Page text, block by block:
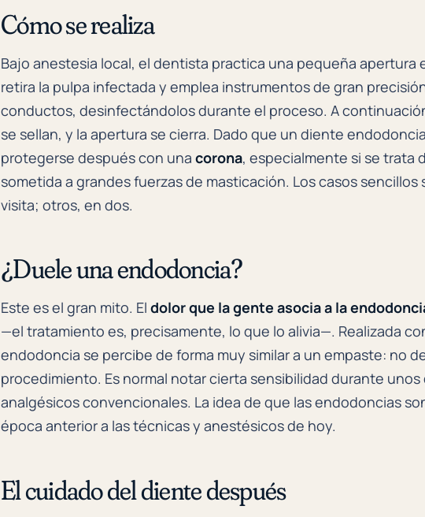
Cómo se realiza
Bajo anestesia local, el dentista practica una pequeña apertura
retira la pulpa infectada y emplea instrumentos de gran
conductos, desinfectándolos durante el proceso. A
se sellan, y la apertura se cierra. Dado que un diente
protegerse después con unacorona, especialmente si se trata
sometida a grandes fuerzas de masticación. Los casos
visita; otros, en dos.
¿Duele una endodoncia?
Este es el gran mito. Eldolor que la gente asocia a la
—el tratamiento es, precisamente, lo que lo alivia—. Realizada
endodoncia se percibe de forma muy similar a un empaste: no
procedimiento. Es normal notar cierta sensibilidad durante
analgésicos convencionales. La idea de que las endodoncias
época anterior a las técnicas y anestésicos de hoy.
El cuidado del diente después